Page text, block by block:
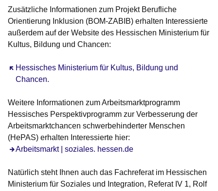
Zusätzliche Informationen zum Projekt Berufliche
Orientierung Inklusion (BOM-ZABIB) erhalten Interessierte
außerdem auf der Website des Hessischen Ministerium für
Kultus, Bildung und Chancen:
Hessisches Ministerium für Kultus, Bildung und
Chancen.
Öffnet sich in einem neuen Fenster
Weitere Informationen zum Arbeitsmarktprogramm
Hessisches Perspektivprogramm zur Verbesserung der
Arbeitsmarktchancen schwerbehinderter Menschen
(HePAS) erhalten Interessierte hier:
Arbeitsmarkt | soziales. hessen.de
Natürlich steht Ihnen auch das Fachreferat im Hessischen
Ministerium für Soziales und Integration, Referat IV 1, Rolf